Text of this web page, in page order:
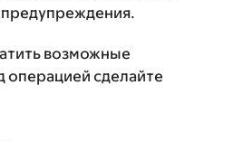
предупреждения.
возможные
сделайте